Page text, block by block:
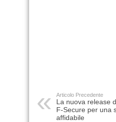
Articolo Precedente
La nuova release
F-Secure per una
affidabile